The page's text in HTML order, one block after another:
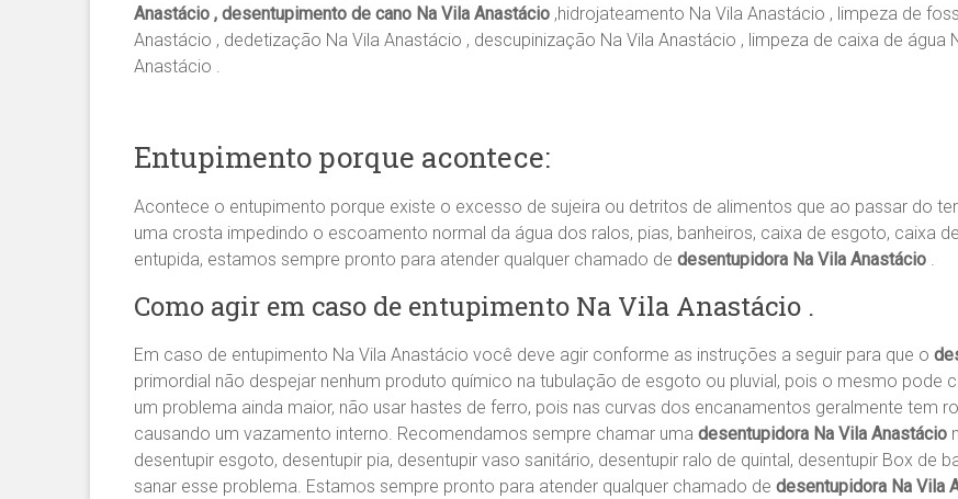
Anastácio , desentupimento de cano Na Vila Anastácio ,hidrojateamento Na Vila Anastácio , limpeza de
Anastácio , dedetização Na Vila Anastácio , descupinização Na Vila Anastácio , limpeza de caixa de água
Anastácio .
Entupimento porque acontece:
Acontece o entupimento porque existe o excesso de sujeira ou detritos de alimentos que ao passar do
uma crosta impedindo o escoamento normal da água dos ralos, pias, banheiros, caixa de esgoto, caixa
entupida, estamos sempre pronto para atender qualquer chamado de desentupidora Na Vila Anastácio .
Como agir em caso de entupimento Na Vila Anastácio .
Em caso de entupimento Na Vila Anastácio você deve agir conforme as instruções a seguir para que o
primordial não despejar nenhum produto químico na tubulação de esgoto ou pluvial, pois o mesmo pode
um problema ainda maior, não usar hastes de ferro, pois nas curvas dos encanamentos geralmente tem
causando um vazamento interno. Recomendamos sempre chamar uma desentupidora Na Vila Anastácio
desentupir esgoto, desentupir pia, desentupir vaso sanitário, desentupir ralo de quintal, desentupir Box de
sanar esse problema. Estamos sempre pronto para atender qualquer chamado de desentupidora Na Vila